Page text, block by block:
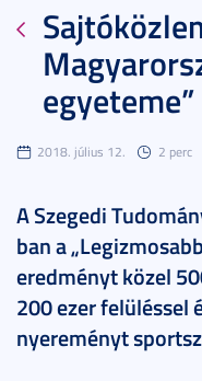
egyeteme”
2018. július 12. 2 perc
A Szegedi
ban a
eredményt közel
200 ezer felüléssel
nyereményt